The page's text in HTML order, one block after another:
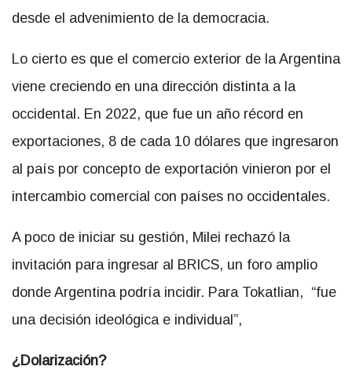
desde el advenimiento de la democracia.
Lo cierto es que el comercio exterior de la Argentina
viene creciendo en una dirección distinta a la
occidental. En 2022, que fue un año récord en
exportaciones, 8 de cada 10 dólares que ingresaron
al país por concepto de exportación vinieron por el
intercambio comercial con países no occidentales.
A poco de iniciar su gestión, Milei rechazó la
invitación para ingresar al BRICS, un foro amplio
donde Argentina podría incidir. Para Tokatlian, “fue
una decisión ideológica e individual”,
¿Dolarización?